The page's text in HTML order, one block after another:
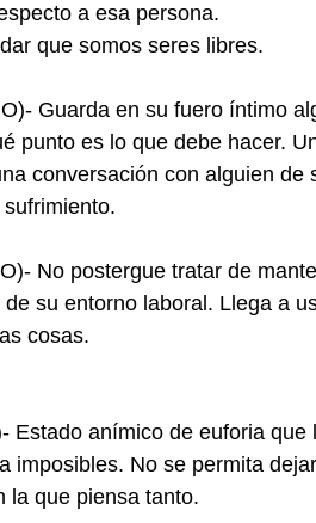
a esa persona.
que somos seres libres.
Guarda en su fuero íntimo
punto es lo que debe hacer.
conversación con alguien de
No postergue tratar de
su entorno laboral. Llega a
cosas.
Estado anímico de euforia que
imposibles. No se permita
la que piensa tanto.